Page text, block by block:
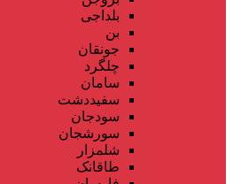
بلداجی
بن
جونقان
چلگرد
سامان
سفیددشت
سودجان
سورشجان
شلمزار
طاقانک